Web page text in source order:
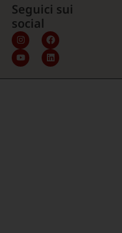
Seguici sui
social